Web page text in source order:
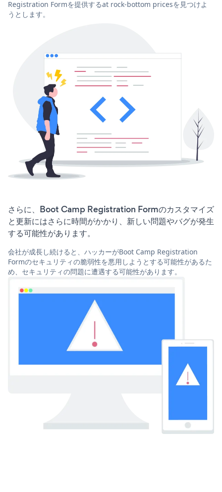
Registration Formを提供するat rock-bottom pricesを見つけよ
うとします。
さらに、Boot Camp Registration Formのカスタマイズ
と更新にはさらに時間がかかり、新しい問題やバグが発生
する可能性があります。
会社が成長し続けると、ハッカーがBoot Camp Registration
Formのセキュリティの脆弱性を悪用しようとする可能性があるた
め、セキュリティの問題に遭遇する可能性があります。